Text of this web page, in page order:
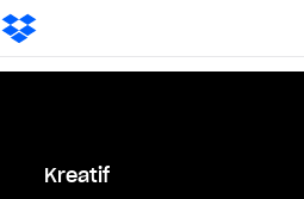
Kreatif